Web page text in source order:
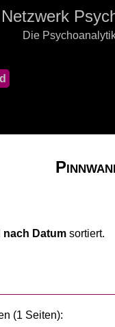
Netzwerk
Die
nach Datum sortiert.
(1 Seiten):